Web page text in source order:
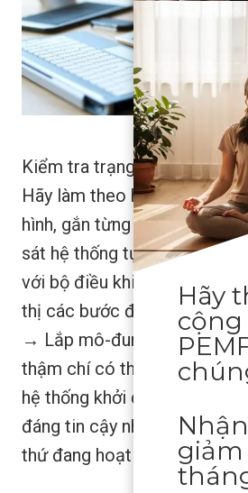
Kiểm tra trạng thái và khởi
Hãy làm theo hướng dẫn
hình, gắn từng mô-đun vào
sát hệ thống tự động ghép
với bộ điều khiển trung tâm.
thị các bước đơn giản như
→ Lắp mô-đun → Ghép nối
thậm chí có thể nghe thấy
hệ thống khởi động. Những
đáng tin cậy như vậy giúp
thứ đang hoạt động tốt.
Hãy